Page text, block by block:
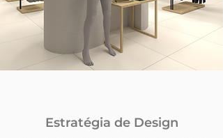
Estratégia de Design